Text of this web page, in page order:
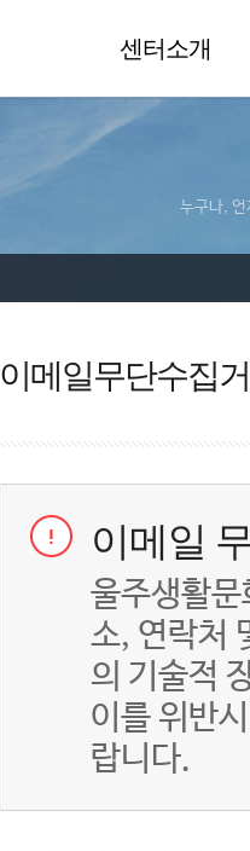
센터소개
누구나, 언
이메일무단수집
이메일
울주생활
소, 연락처
의 기술적
이를 위반
랍니다.